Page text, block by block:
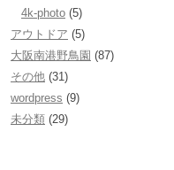
4k-photo (5)
アウトドア (5)
大阪南港野鳥園 (87)
その他 (31)
wordpress (9)
未分類 (29)